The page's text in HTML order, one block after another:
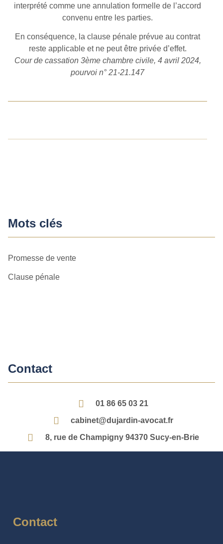
interprété comme une annulation formelle de l’accord
convenu entre les parties.
En conséquence, la clause pénale prévue au contrat
reste applicable et ne peut être privée d’effet.
Cour de cassation 3ème chambre civile, 4 avril 2024,
pourvoi n° 21-21.147
Mots clés
Promesse de vente
Clause pénale
Contact
01 86 65 03 21
cabinet@dujardin-avocat.fr
8, rue de Champigny 94370 Sucy-en-Brie
Contact